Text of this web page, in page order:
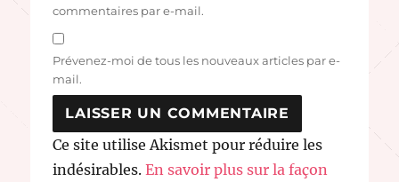
commentaires par e-mail.
Prévenez-moi de tous les nouveaux articles par e-
mail.
Ce site utilise Akismet pour réduire les
indésirables.En savoir plus sur la façon